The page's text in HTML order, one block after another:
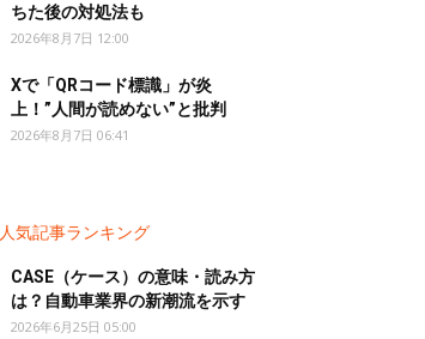
ちた後の対処法も
2026年8月7日 12:00
Xで「QRコード標識」が炎
上！”人間が読めない”と批判
2026年8月7日 06:41
人気記事ランキング
CASE（ケース）の意味・読み方
は？自動車業界の新潮流を示す
2026年6月25日 05:00